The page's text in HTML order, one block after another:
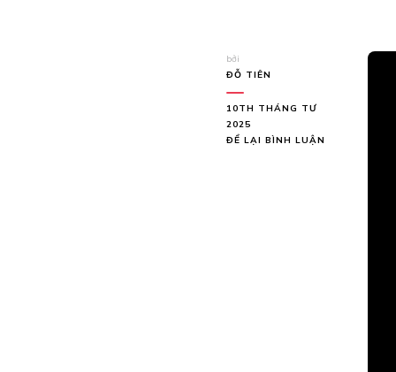
bởi
ĐỖ TIÊN
10TH THÁNG TƯ
2025
ĐỂ LẠI BÌNH LUẬN